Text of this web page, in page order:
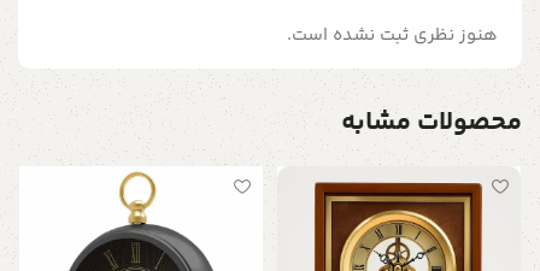
هنوز نظری ثبت نشده است.
محصولات مشابه